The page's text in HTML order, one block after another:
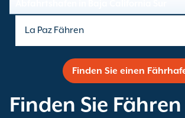
La Paz Fähren
Finden Sie einen
Finden Sie